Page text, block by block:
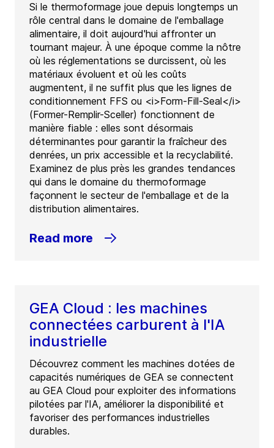
Si le thermoformage joue depuis longtemps un
rôle central dans le domaine de l'emballage
alimentaire, il doit aujourd'hui affronter un
tournant majeur. À une époque comme la nôtre
où les réglementations se durcissent, où les
matériaux évoluent et où les coûts
augmentent, il ne suffit plus que les lignes de
conditionnement FFS ou <i>Form-Fill-Seal</i>
(Former-Remplir-Sceller) fonctionnent de
manière fiable : elles sont désormais
déterminantes pour garantir la fraîcheur des
denrées, un prix accessible et la recyclabilité.
Examinez de plus près les grandes tendances
qui dans le domaine du thermoformage
façonnent le secteur de l'emballage et de la
distribution alimentaires.
Read more
GEA Cloud : les machines
connectées carburent à l'IA
industrielle
Découvrez comment les machines dotées de
capacités numériques de GEA se connectent
au GEA Cloud pour exploiter des informations
pilotées par l'IA, améliorer la disponibilité et
favoriser des performances industrielles
durables.